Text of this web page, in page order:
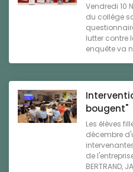
Vendredi 10
du collège
lutter contre
enquête va
bougent"
Les élèves
décembre
de
BERTRAND,